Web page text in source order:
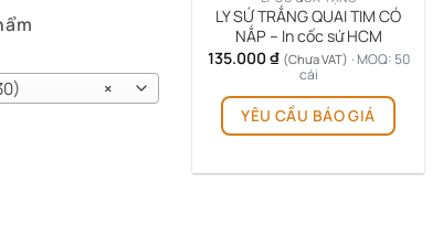
×
LY SỨ TRẮNG QUAI TIM CÓ
NẮP – In cốc sứ HCM
135.000 ₫ (Chưa VAT) · MOQ: 50
cái
YÊU CẦU BÁO GIÁ